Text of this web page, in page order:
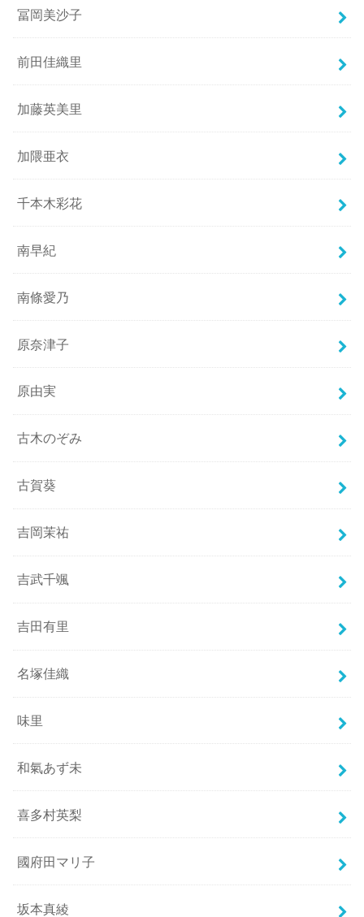
冨岡美沙子
前田佳織里
加藤英美里
加隈亜衣
千本木彩花
南早紀
南條愛乃
原奈津子
原由実
古木のぞみ
古賀葵
吉岡茉祐
吉武千颯
吉田有里
名塚佳織
味里
和氣あず未
喜多村英梨
國府田マリ子
坂本真綾